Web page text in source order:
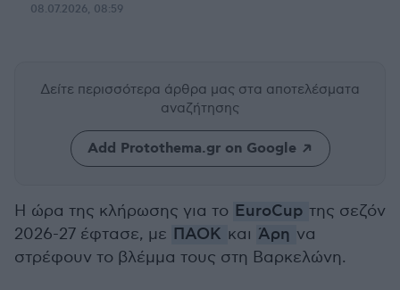
08.07.2026, 08:59
Δείτε περισσότερα άρθρα μας στα αποτελέσματα
αναζήτησης
Add Protothema.gr on Google
Η ώρα της κλήρωσης για το EuroCup της σεζόν
2026-27 έφτασε, με ΠΑΟΚ και Άρη να
στρέφουν το βλέμμα τους στη Βαρκελώνη.